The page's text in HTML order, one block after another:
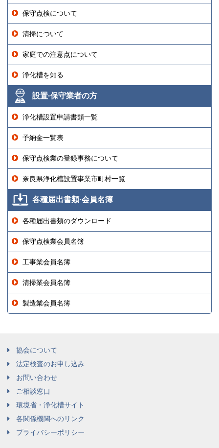
保守点検について
清掃について
家庭での注意点について
浄化槽を知る
設置·保守業者の方
浄化槽設置申請書類一覧
予納金一覧表
保守点検業の登録事務について
奈良県浄化槽設置事業市町村一覧
各種届出書類·会員名簿
各種届出書類のダウンロード
保守点検業会員名簿
工事業会員名簿
清掃業会員名簿
製造業会員名簿
協会について
法定検査のお申し込み
お問い合わせ
ご相談窓口
環境省・浄化槽サイト
各関係機関へのリンク
プライバシーポリシー